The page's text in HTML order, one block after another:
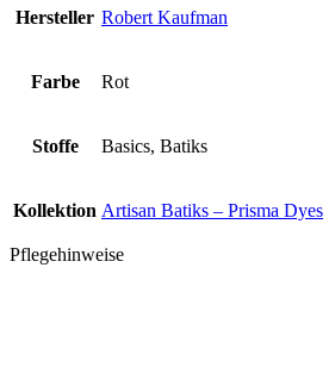
Hersteller Robert Kaufman
Farbe Rot
Stoffe Basics, Batiks
Kollektion Artisan Batiks – Prisma Dyes
Pflegehinweise